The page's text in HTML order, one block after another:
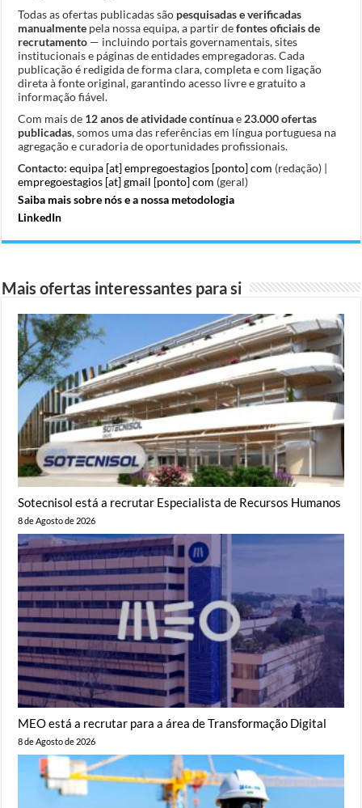
Todas as ofertas publicadas são pesquisadas e verificadas
manualmente pela nossa equipa, a partir defontes oficiais de
recrutamento — incluindo portais governamentais, sites
institucionais e páginas de entidades empregadoras. Cada
publicação é redigida de forma clara, completa e com ligação
direta à fonte original, garantindo acesso livre e gratuito a
informação fiável.
Com mais de 12 anos de atividade contínuae 23.000 ofertas
publicadas, somos uma das referências em língua portuguesa na
agregação e curadoria de oportunidades profissionais.
Contacto: equipa [at] empregoestagios [ponto] com (redação) |
empregoestagios [at] gmail [ponto] com (geral)
Saiba mais sobre nós e a nossa metodologia
LinkedIn
Mais ofertas interessantes para si
Sotecnisol está a recrutar Especialista de Recursos Humanos
8 de Agosto de 2026
MEO está a recrutar para a área de Transformação Digital
8 de Agosto de 2026